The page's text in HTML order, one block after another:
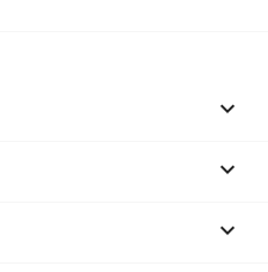


